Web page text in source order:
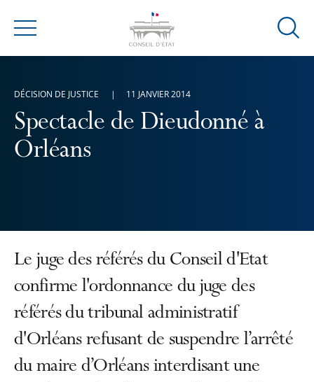
Menu
Ouvrir
Spectacle de Dieudonné à
Orléans
DÉCISION DE JUSTICE 11 JANVIER 2014
Le juge des référés du Conseil d'Etat
confirme l'ordonnance du juge des
référés du tribunal administratif
d'Orléans refusant de suspendre l’arrêté
du maire d’Orléans interdisant une